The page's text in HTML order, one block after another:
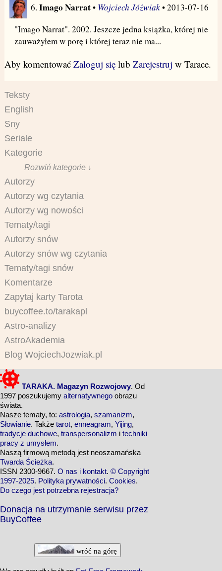
6. Imago Narrat• Wojciech Jóźwiak• 2013-07-16
"Imago Narrat". 2002. Jeszcze jedna książka, której nie
zauważyłem w porę i której teraz nie ma...
Aby komentować Zaloguj sięlub Zarejestruj w Tarace.
Teksty
English
Sny
Seriale
Kategorie
Rozwiń kategorie ↓
Autorzy
Autorzy wg czytania
Autorzy wg nowości
Tematy/tagi
Autorzy snów
Autorzy snów wg czytania
Tematy/tagi snów
Komentarze
Zapytaj karty Tarota
buycoffee.to/tarakapl
Astro-analizy
AstroAkademia
Blog WojciechJozwiak.pl
TARAKA. Magazyn Rozwojowy. Od
1997 poszukujemy alternatywnego obrazu
świata.
Nasze tematy, to: astrologia, szamanizm,
Słowianie. Także tarot, enneagram, Yijing,
tradycje duchowe, transpersonalizm i techniki
pracy z umysłem.
Naszą firmową metodą jest neoszamańska
Twarda Ścieżka.
ISSN 2300-9667. O nas i kontakt. © Copyright
1997-2025. Polityka prywatności. Cookies.
Do czego jest potrzebna rejestracja?
Donacja na utrzymanie serwisu przez
BuyCoffee
wróć na górę